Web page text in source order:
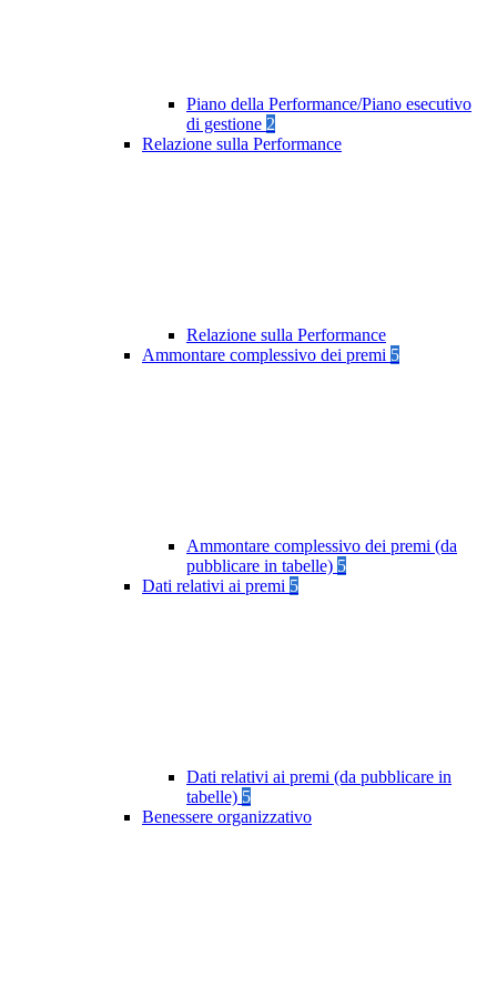
Piano della Performance/Piano esecutivo
di gestione 2
Relazione sulla Performance
Relazione sulla Performance
Ammontare complessivo dei premi 5
Ammontare complessivo dei premi (da
pubblicare in tabelle) 5
Dati relativi ai premi 5
Dati relativi ai premi (da pubblicare in
tabelle) 5
Benessere organizzativo